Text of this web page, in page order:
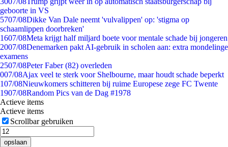
geboorte in VS
5707/08Dikke Van Dale neemt 'vulvalippen' op: 'stigma op
schaamlippen doorbreken'
1607/08Meta krijgt half miljard boete voor mentale schade bij jongeren
2007/08Denemarken pakt AI-gebruik in scholen aan: extra mondelinge
examens
2507/08Peter Faber (82) overleden
007/08Ajax veel te sterk voor Shelbourne, maar houdt schade beperkt
107/08Nieuwkomers schitteren bij ruime Europese zege FC Twente
1907/08Random Pics van de Dag #1978
Actieve items
Actieve items
Scrollbar gebruiken
opslaan